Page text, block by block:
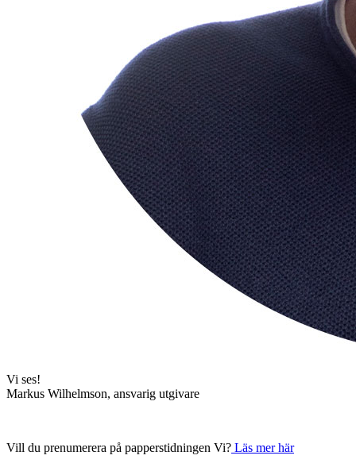
Vi ses!
Markus Wilhelmson, ansvarig utgivare
Vill du prenumerera på papperstidningen Vi? Läs mer här